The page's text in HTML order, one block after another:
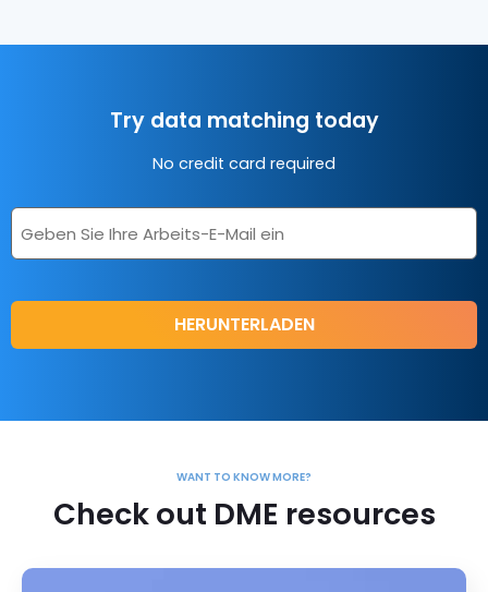
Try data matching today
No credit card required
WANT TO KNOW MORE?
Check out DME resources